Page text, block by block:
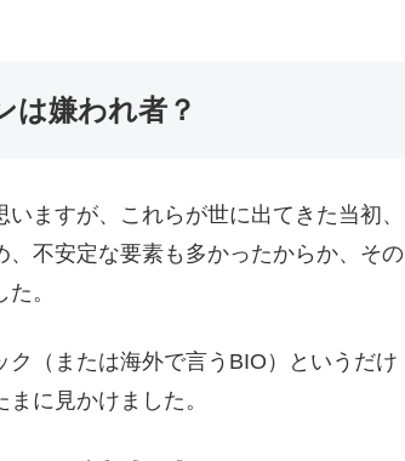
は嫌われ者？
ますが、これらが世に出てきた当初、
不安定な要素も多かったからか、その
。
（または海外で言うBIO）というだけ
に見かけました。